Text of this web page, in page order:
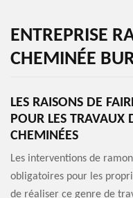
ENTREPRISE
CHEMINÉE
LES RAISONS DE
POUR LES TRAVAUX
CHEMINÉES
Les interventions de
obligatoires pour les
de réaliser ce genre de